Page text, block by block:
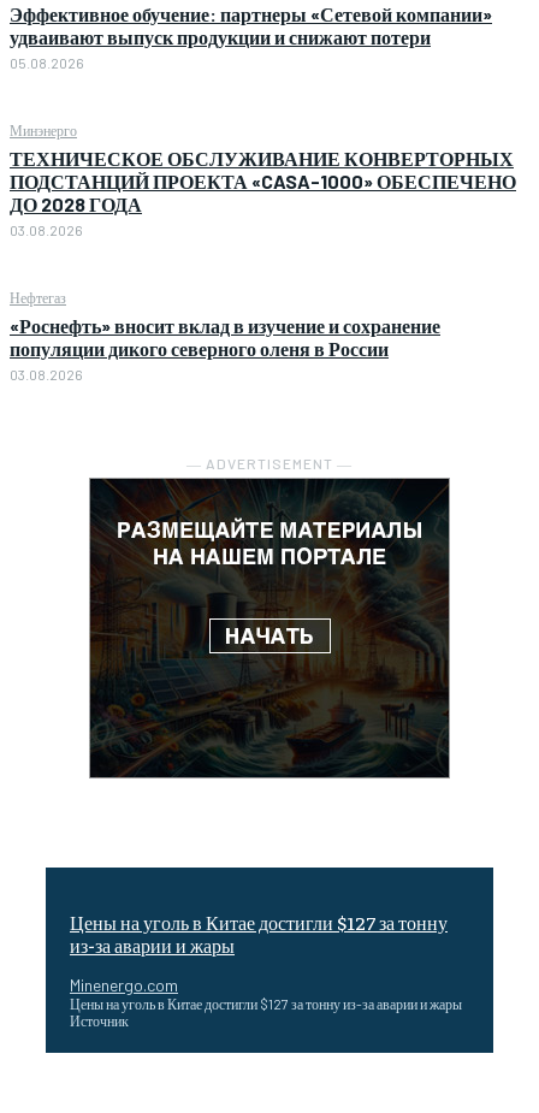
Эффективное обучение: партнеры «Сетевой компании»
удваивают выпуск продукции и снижают потери
05.08.2026
Минэнерго
ТЕХНИЧЕСКОЕ ОБСЛУЖИВАНИЕ КОНВЕРТОРНЫХ
ПОДСТАНЦИЙ ПРОЕКТА «CASA-1000» ОБЕСПЕЧЕНО
ДО 2028 ГОДА
03.08.2026
Нефтегаз
«Роснефть» вносит вклад в изучение и сохранение
популяции дикого северного оленя в России
03.08.2026
― ADVERTISEMENT ―
Цены на уголь в Китае достигли $127 за тонну
из-за аварии и жары
Minenergo.com
Цены на уголь в Китае достигли $127 за тонну из-за аварии и жары
Источник